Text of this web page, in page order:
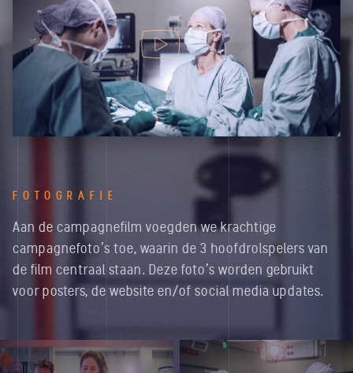
FOTOGRAFIE
Aan de campagnefilm voegden we krachtige
campagnefoto's toe, waarin de 3 hoofdrolspelers van
de film centraal staan. Deze foto's worden gebruikt
voor posters, de website en/of social media updates.